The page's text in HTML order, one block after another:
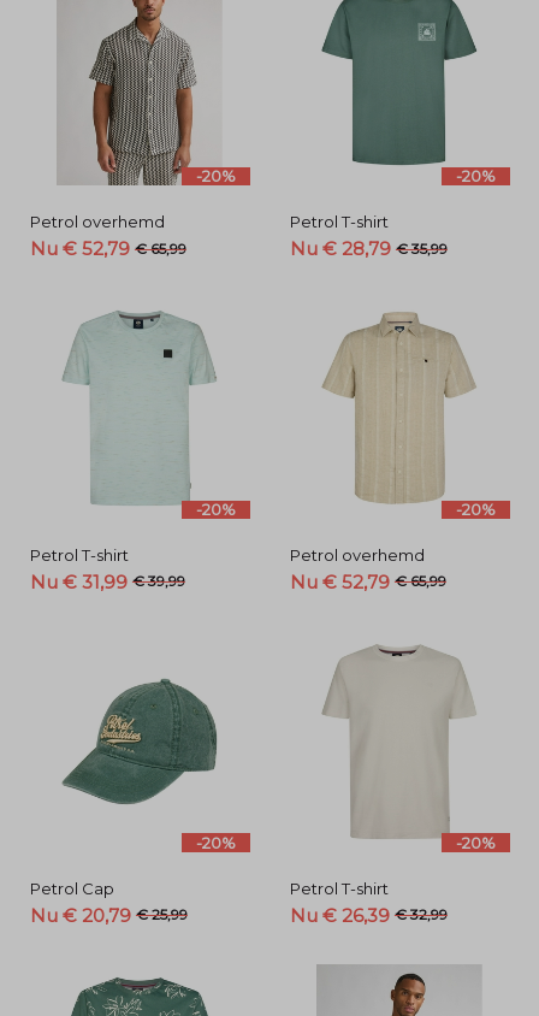
-20%
Petrol overhemd
Nu € 52,79 € 65,99
-20%
Petrol T-shirt
Nu € 28,79 € 35,99
-20%
Petrol T-shirt
Nu € 31,99 € 39,99
-20%
Petrol overhemd
Nu € 52,79 € 65,99
-20%
Petrol Cap
Nu € 20,79 € 25,99
-20%
Petrol T-shirt
Nu € 26,39 € 32,99